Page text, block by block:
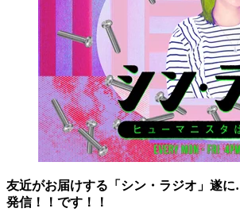
友近がお届けする「シン・ラジオ」遂
発信！！です！！